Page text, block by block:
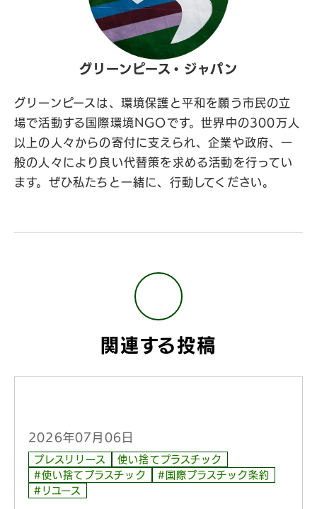
グリーンピース・ジャパン
グリーンピースは、環境保護と平和を願う市民の立
場で活動する国際環境NGOです。世界中の300万人
以上の人々からの寄付に支えられ、企業や政府、一
般の人々により良い代替策を求める活動を行ってい
ます。ぜひ私たちと一緒に、行動してください。
関連する投稿
2026年07月06日
プレスリリース
使い捨てプラスチック
#使い捨てプラスチック
#国際プラスチック条約
#リユース